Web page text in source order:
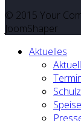
© 2015 Your
JoomShaper
Aktuelles